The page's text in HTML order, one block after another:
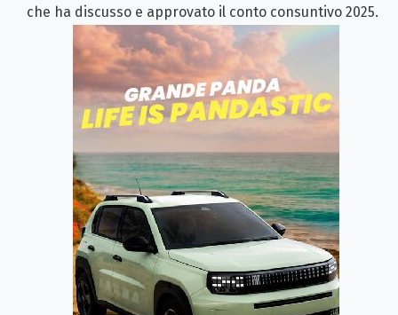
che ha discusso e approvato il conto consuntivo 2025.